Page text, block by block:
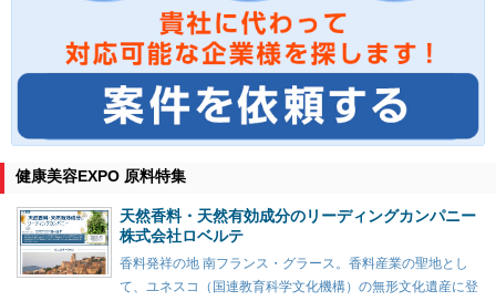
健康美容EXPO 原料特集
天然香料・天然有効成分のリーディングカンパニー
株式会社ロベルテ
香料発祥の地 南フランス・グラース。香料産業の聖地とし
て、ユネスコ（国連教育科学文化機構）の無形文化遺産に登